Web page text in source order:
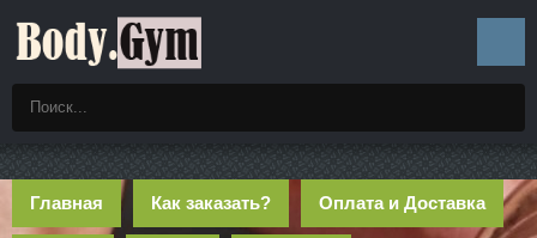
Главная Как заказать? Оплата и Доставка